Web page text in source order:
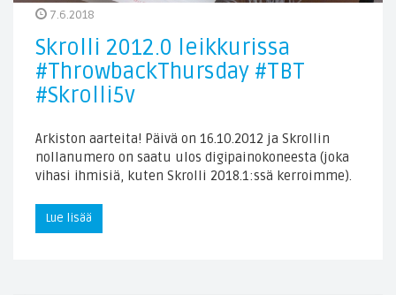
7.6.2018
Skrolli 2012.0 leikkurissa
#ThrowbackThursday #TBT
#Skrolli5v
Arkiston aarteita! Päivä on 16.10.2012 ja Skrollin
nollanumero on saatu ulos digipainokoneesta (joka
vihasi ihmisiä, kuten Skrolli 2018.1:ssä kerroimme).
Lue lisää